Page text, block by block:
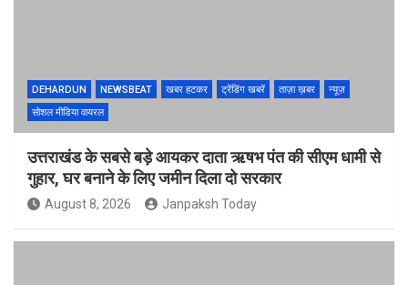
DEHARDUN NEWSBEAT खबर हटकर ट्रेंडिंग खबरें ताज़ा ख़बर
न्यूज़
सोशल मीडिया वायरल
उत्तराखंड के सबसे बड़े आयकर दाता ऋषभ पंत की सीएम धामी से
गुहार, घर बनाने के लिए जमीन दिला दो सरकार
August 8, 2026 Janpaksh Today